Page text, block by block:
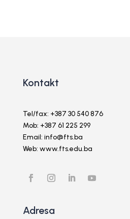
Kontakt
Tel/fax: +387 30 540 876
Mob: +387 61 225 299
Email: info@fts.ba
Web: www.fts.edu.ba
Adresa